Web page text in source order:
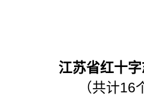
江苏省红十
（共计